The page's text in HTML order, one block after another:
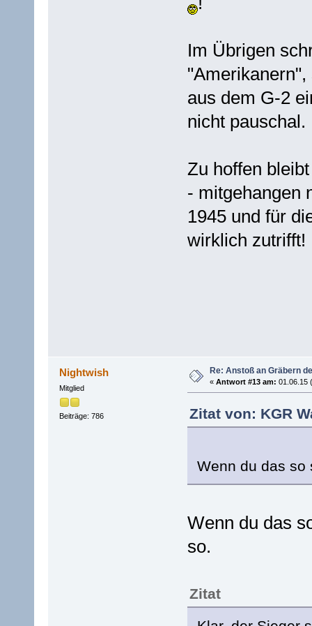
Im Übrigen
aus dem G-2
nicht pauschal.
Zu hoffen
- mitgehangen
1945 und für
wirklich zutrifft!
Nightwish
Mitglied
Beiträge: 786
Re: Anstoß an Gräbern
« Antwort #13 am: 01.06.15
Zitat von: KGR
Wenn du das so
Wenn du das
so.
Zitat